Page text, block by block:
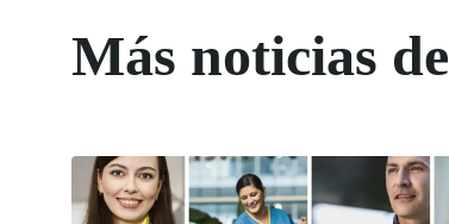
Más noticias